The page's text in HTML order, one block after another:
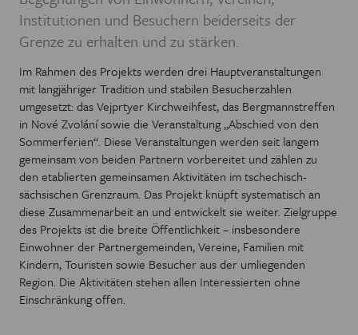
Institutionen und Besuchern beiderseits der
Grenze zu erhalten und zu stärken.
Im Rahmen des Projekts werden drei Hauptveranstaltungen
mit langjähriger Tradition und stabilen Besucherzahlen
umgesetzt: das Vejprtyer Kirchweihfest, das Bergmannstreffen
in Nové Zvolání sowie die Veranstaltung „Abschied von den
Sommerferien“. Diese Veranstaltungen werden seit langem
gemeinsam von beiden Partnern vorbereitet und zählen zu
den etablierten gemeinsamen Aktivitäten im tschechisch-
sächsischen Grenzraum. Das Projekt knüpft systematisch an
diese Zusammenarbeit an und entwickelt sie weiter. Zielgruppe
des Projekts ist die breite Öffentlichkeit – insbesondere
Einwohner der Partnergemeinden, Vereine, Familien mit
Kindern, Touristen sowie Besucher aus der umliegenden
Region. Die Aktivitäten stehen allen Interessierten ohne
Einschränkung offen.